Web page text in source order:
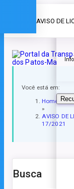
» AVISO DE
Você está em:
Home
»
AVISO DE
17/2021
Busca